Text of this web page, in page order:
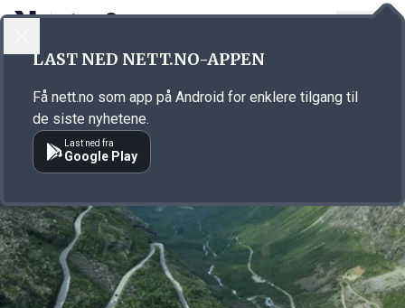
Annonsørinnhold
LAST NED NETT.NO-APPEN
Få nett.no som app på Android for enklere tilgang til
de siste nyhetene.
Last ned fra
Google Play